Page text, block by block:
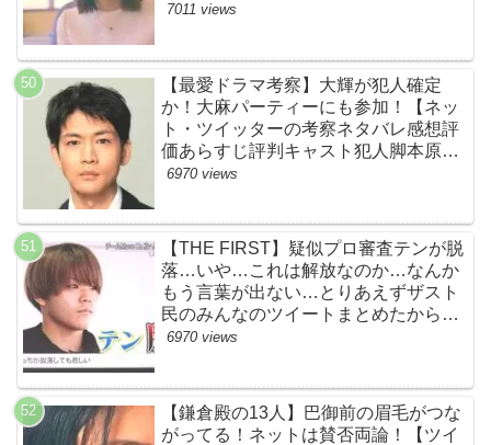
7011 views
【最愛ドラマ考察】大輝が犯人確定
か！大麻パーティーにも参加！【ネッ
ト・ツイッターの考察ネタバレ感想評
価あらすじ評判キャスト犯人脚本原作
黒幕伏線まとめ・大ちゃん・梨央・加
6970 views
【THE FIRST】疑似プロ審査テンが脱
落…いや…これは解放なのか…なんか
もう言葉が出ない…とりあえずザスト
民のみんなのツイートまとめたから見
て…【ザファースト・ネットのネタバ
6970 views
【鎌倉殿の13人】巴御前の眉毛がつな
がってる！ネットは賛否両論！【ツイ